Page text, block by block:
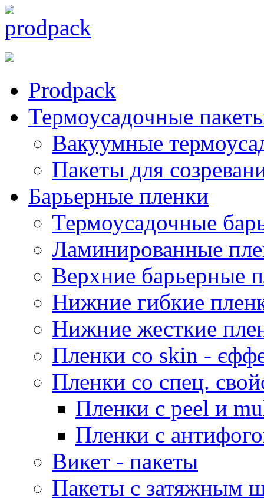
Prodpack
Термоусадочные
Вакуумные
Пакеты для
Барьерные пленки
Термоусадочные
Ламинированные
Верхние барьерные
Нижние гибкие
Нижние жесткие
Пленки со skin -
Пленки со спец.
Пленки с peel и
Пленки с
Викет - пакеты
Пакеты с затяжным